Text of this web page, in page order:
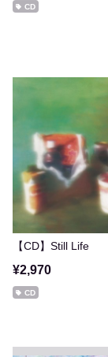
CD
【CD】Still Life
¥2,970
CD